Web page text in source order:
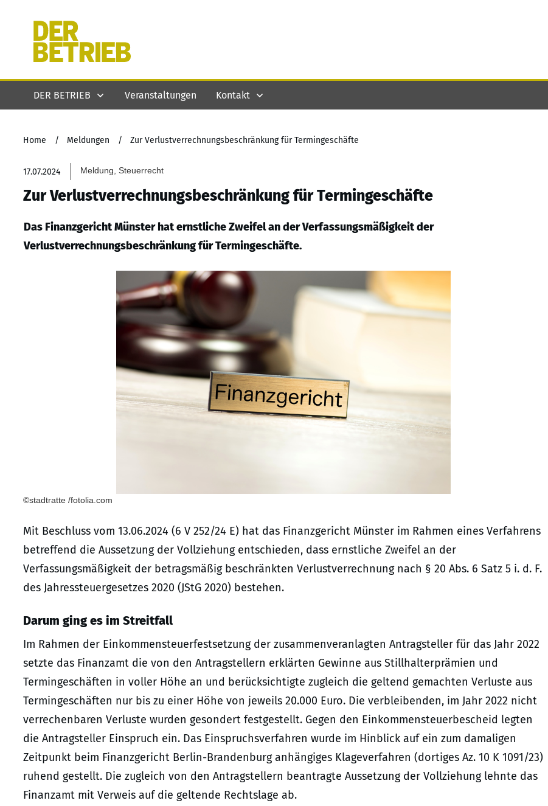
DER BETRIEB Veranstaltungen Kontakt
Home / Meldungen / Zur Verlustverrechnungsbeschränkung für Termingeschäfte
17.07.2024 Meldung, Steuerrecht
Zur Verlustverrechnungsbeschränkung für Termingeschäfte
Das Finanzgericht Münster hat ernstliche Zweifel an der Verfassungsmäßigkeit der
Verlustverrechnungsbeschränkung für Termingeschäfte.
©stadtratte /fotolia.com
Mit Beschluss vom 13.06.2024 (6 V 252/24 E) hat das Finanzgericht Münster im Rahmen eines Verfahrens
betreffend die Aussetzung der Vollziehung entschieden, dass ernstliche Zweifel an der
Verfassungsmäßigkeit der betragsmäßig beschränkten Verlustverrechnung nach § 20 Abs. 6 Satz 5 i. d. F.
des Jahressteuergesetzes 2020 (JStG 2020) bestehen.
Darum ging es im Streitfall
Im Rahmen der Einkommensteuerfestsetzung der zusammenveranlagten Antragsteller für das Jahr 2022
setzte das Finanzamt die von den Antragstellern erklärten Gewinne aus Stillhalterprämien und
Termingeschäften in voller Höhe an und berücksichtigte zugleich die geltend gemachten Verluste aus
Termingeschäften nur bis zu einer Höhe von jeweils 20.000 Euro. Die verbleibenden, im Jahr 2022 nicht
verrechenbaren Verluste wurden gesondert festgestellt. Gegen den Einkommensteuerbescheid legten
die Antragsteller Einspruch ein. Das Einspruchsverfahren wurde im Hinblick auf ein zum damaligen
Zeitpunkt beim Finanzgericht Berlin-Brandenburg anhängiges Klageverfahren (dortiges Az. 10 K 1091/23)
ruhend gestellt. Die zugleich von den Antragstellern beantragte Aussetzung der Vollziehung lehnte das
Finanzamt mit Verweis auf die geltende Rechtslage ab.